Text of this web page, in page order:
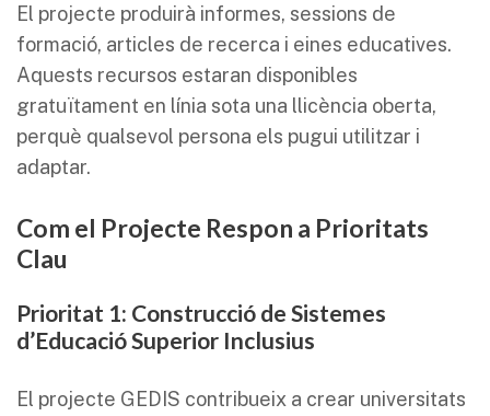
El projecte produirà informes, sessions de
formació, articles de recerca i eines educatives.
Aquests recursos estaran disponibles
gratuïtament en línia sota una llicència oberta,
perquè qualsevol persona els pugui utilitzar i
adaptar.
Com el Projecte Respon a Prioritats
Clau
Prioritat 1: Construcció de Sistemes
d’Educació Superior Inclusius
El projecte GEDIS contribueix a crear universitats